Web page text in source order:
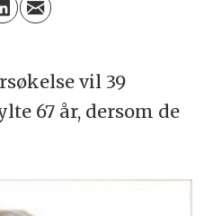
vil 39
67 år, dersom de